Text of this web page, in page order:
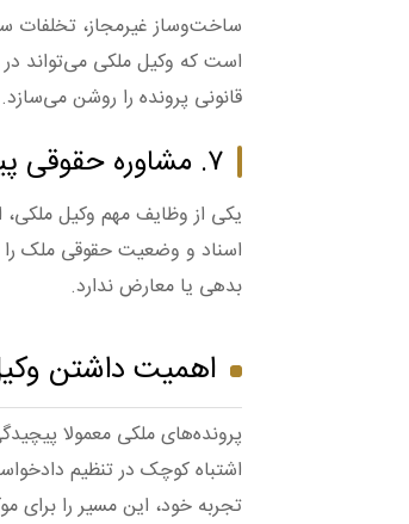
ساخت‌وساز غیرمجاز، تخلفات
است که وکیل ملکی می‌تواند در
قانونی پرونده را روشن می‌سازد.
۷. مشاوره حقوقی پیش از معامله
یکی از وظایف مهم وکیل ملکی،
اسناد و وضعیت حقوقی ملک
بدهی یا معارض ندارد.
اهمیت داشتن
پرونده‌های ملکی معمولا
اشتباه کوچک در تنظیم
تجربه خود، این مسیر را برای